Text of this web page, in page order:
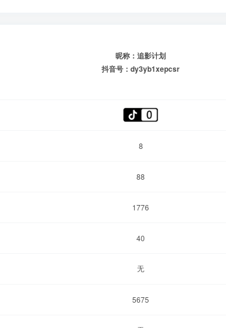
昵称：追影计划
抖音号：dy3yb1xepcsr
8
88
1776
40
无
5675